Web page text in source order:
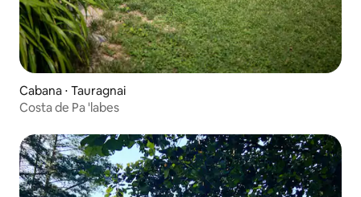
Cabana ⋅ Tauragnai
Costa de Pa 'labes